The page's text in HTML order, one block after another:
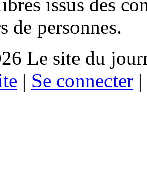
de personnes.
Le site du
| Se connecter |